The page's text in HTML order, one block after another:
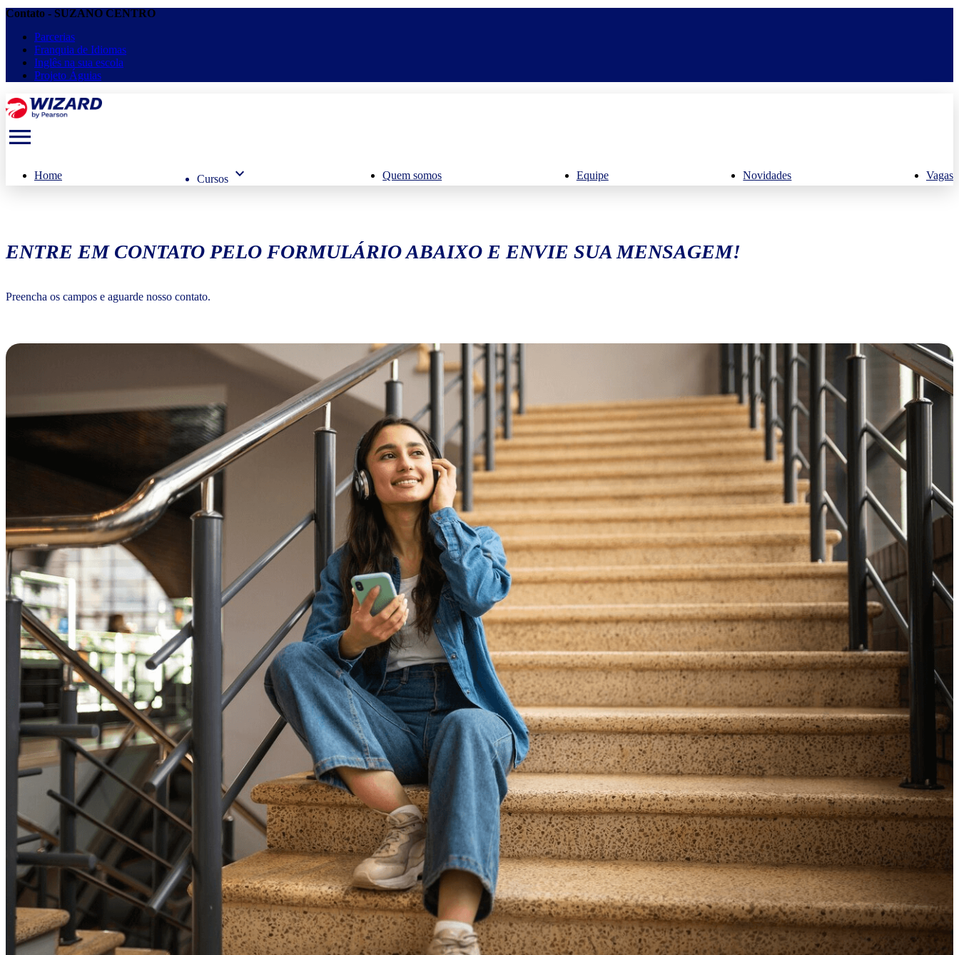
Contato - SUZANO CENTRO
Parcerias
Franquia de Idiomas
Inglês na sua escola
Projeto Águias
menu
Home Cursos keyboard_arrow_down Quem somos Equipe Novidades Vagas
ENTRE EM CONTATO PELO FORMULÁRIO ABAIXO E ENVIE SUA MENSAGEM!
Preencha os campos e aguarde nosso contato.